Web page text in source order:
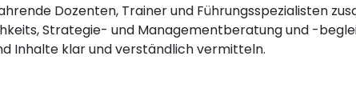
Dozenten, Trainer und Führungsspezialisten
Strategie- und Managementberatung und -
Inhalte klar und verständlich vermitteln.